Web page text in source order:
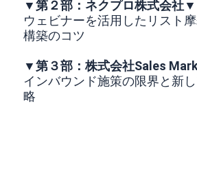
▼第２部：ネクプロ株式会社▼
ウェビナーを活用したリスト
構築のコツ
▼第３部：株式会社Sales
インバウンド施策の限界と新
略